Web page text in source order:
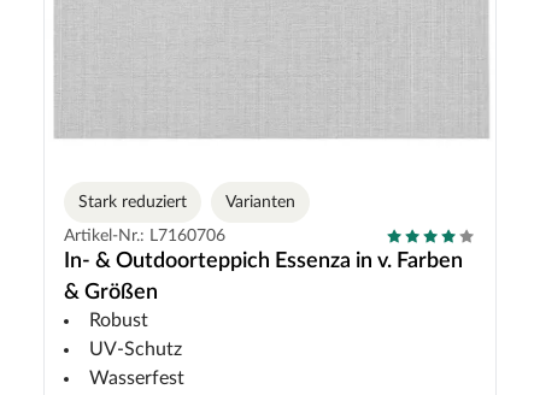
Stark reduziert
Varianten
Artikel-Nr.: L7160706
In- & Outdoorteppich Essenza in v. Farben
& Größen
Robust
UV-Schutz
Wasserfest